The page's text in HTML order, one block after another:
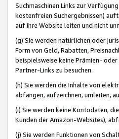
Suchmaschinen Links zur
kostenfreien Suchergebnissen)
auf Ihre Website leiten und nicht
(g) Sie werden natürlichen oder
Form von Geld, Rabatten,
beispielsweise keine Prämien-
Partner-Links zu besuchen.
(h) Sie werden die Inhalte von
abfangen, aufzeichnen, umleiten,
(i) Sie werden keine Kontodaten,
Kunden der Amazon-Websites),
(j) Sie werden Funktionen von